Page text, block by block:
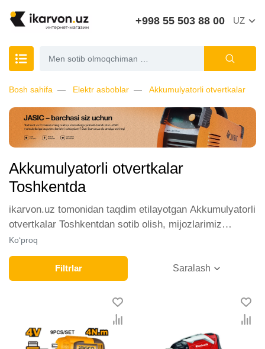
+998 55 503 88 00 UZ
Bosh sahifa Elektr asboblar Akkumulyatorli otvertkalar
Akkumulyatorli otvertkalar
Toshkentda
ikarvon.uz tomonidan taqdim etilayotgan Akkumulyatorli
otvertkalar Toshkentdan sotib olish, mijozlarimiz
orasida katta talabga ega. Biz ushbu toifadagi tovarlarni
sotish uchun eng yaxshi sharoitlarni ta'minlaymiz.
Onlayn do'konda Akkumulyatorli otvertkalar yetakchi
ishlab chiqaruvchilar va brendlar tomonidan taqdim
etilgan bo'lib, ularning ro'yxati doimiy ravishda kengayib
bormoqda. Biz butun mamlakat bo'ylab tovarlarni
istalgan miqdorda yetkazib beramiz. Bularning barchasi
O'zbekistondagi eng yaxshi narx bilan qo’shimcha
Ko‘proq
Filtrlar Saralash